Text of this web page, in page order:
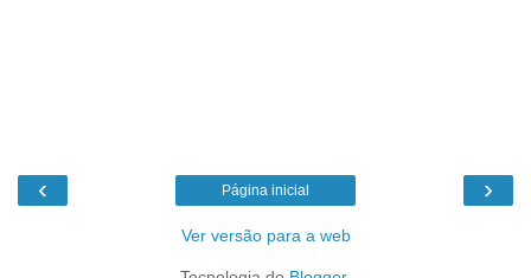
‹ ›
Página inicial
Ver versão para a web